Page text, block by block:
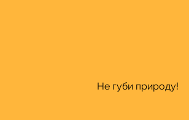
Не губи природу!
НЕ с глаголами пишется